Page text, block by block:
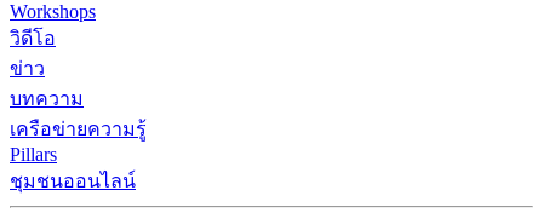
Workshops
วิดีโอ
ข่าว
บทความ
เครือข่ายความรู้
Pillars
ชุมชนออนไลน์